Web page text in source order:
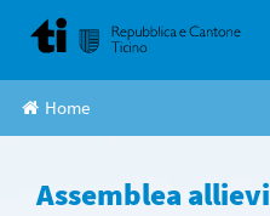
Home
Assemblea allievi